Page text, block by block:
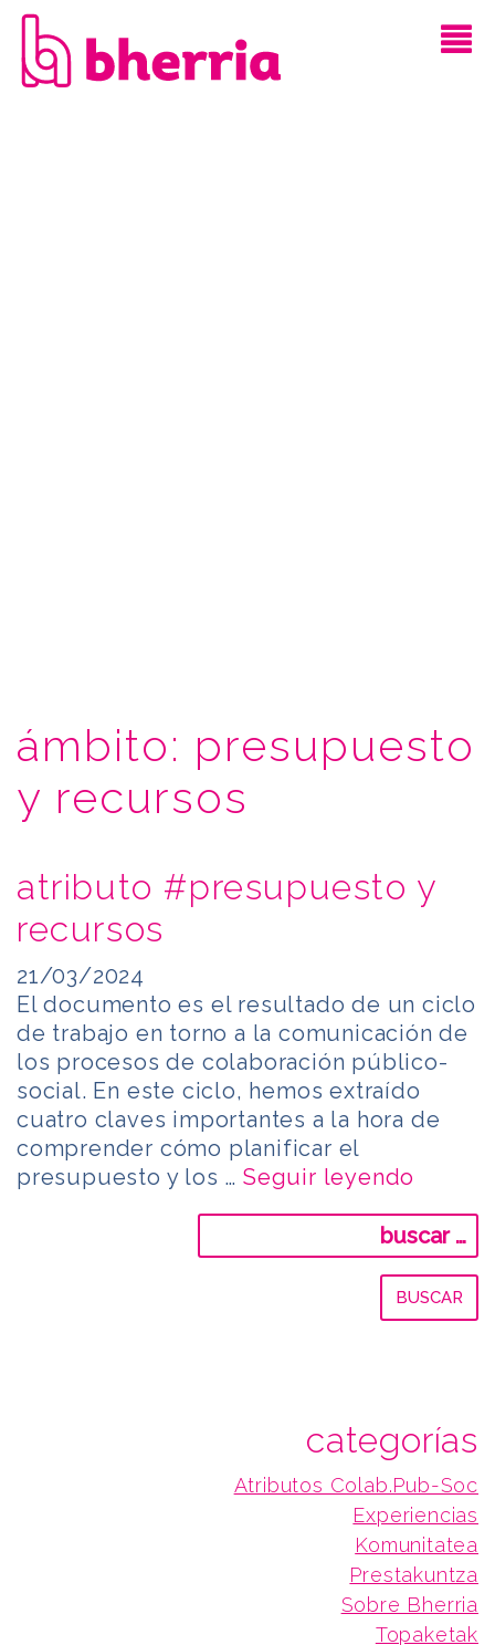
ámbito: presupuesto
y recursos
atributo #presupuesto y
recursos
21/03/2024
El documento es el resultado de un ciclo
de trabajo en torno a la comunicación de
los procesos de colaboración público-
social. En este ciclo, hemos extraído
cuatro claves importantes a la hora de
comprender cómo planificar el
presupuesto y los …Seguir leyendo
categorías
Atributos Colab.Pub-Soc
Experiencias
Komunitatea
Prestakuntza
Sobre Bherria
Topaketak